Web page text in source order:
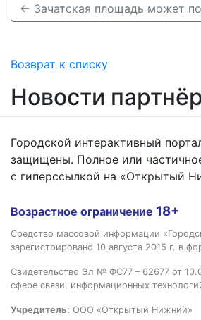
← Зачатская площадь может
Возврат к списку
Новости
Городской интерактивный
защищены. Полное или
с гиперссылкой на «Открытый
Возрастное ограничение 18+
Средство массовой информации
зарегистрировано 10 августа 2015 г. в
Свидетельство Эл № ФС77 – 62677 от
сфере связи, информационных
Учредитель: ООО «Открытый Нижний»